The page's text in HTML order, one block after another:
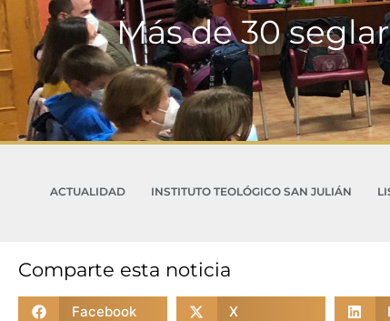
Más de 30
ACTUALIDAD INSTITUTO TEOLÓGICO SAN JULIÁN
Comparte esta noticia
Facebook X